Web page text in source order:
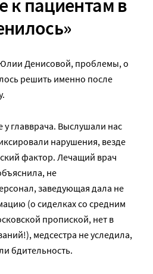
к пациентам в
Денисовой, проблемы, о
решить именно после
главврача. Выслушали нас
нарушения, везде
фактор. Лечащий врач
не
заведующая дала не
(о сиделках со средним
пропиской, нет в
медсестра не уследила,
бдительность.